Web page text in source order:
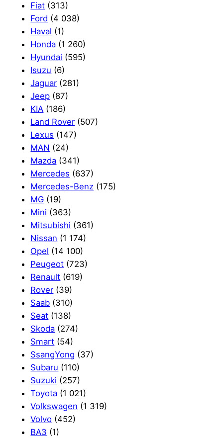
Fiat (313)
Ford (4 038)
Haval (1)
Honda (1 260)
Hyundai (595)
Isuzu (6)
Jaguar (281)
Jeep (87)
KIA (186)
Land Rover (507)
Lexus (147)
MAN (24)
Mazda (341)
Mercedes (637)
Mercedes-Benz (175)
MG (19)
Mini (363)
Mitsubishi (361)
Nissan (1 174)
Opel (14 100)
Peugeot (723)
Renault (619)
Rover (39)
Saab (310)
Seat (138)
Skoda (274)
Smart (54)
SsangYong (37)
Subaru (110)
Suzuki (257)
Toyota (1 021)
Volkswagen (1 319)
Volvo (452)
ВАЗ (1)